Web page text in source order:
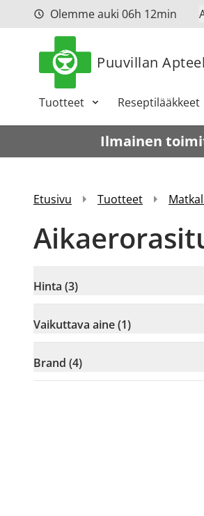
Siirry sisältöönOlemme auki 06h 12min
Puuvillan
Tuotteet Reseptilääkkeet
Ilmainen
Etusivu Tuotteet
Hinta (3)
Vaikuttava aine (1)
Brand (4)